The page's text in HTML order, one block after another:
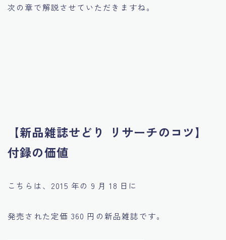
次の章で解説させていただきますね。
【新品雑誌せどり リサーチのコツ】
付録の価値
こちらは、2015 年の 9 月 18 日に
発売された定価 360 円の新品雑誌です。